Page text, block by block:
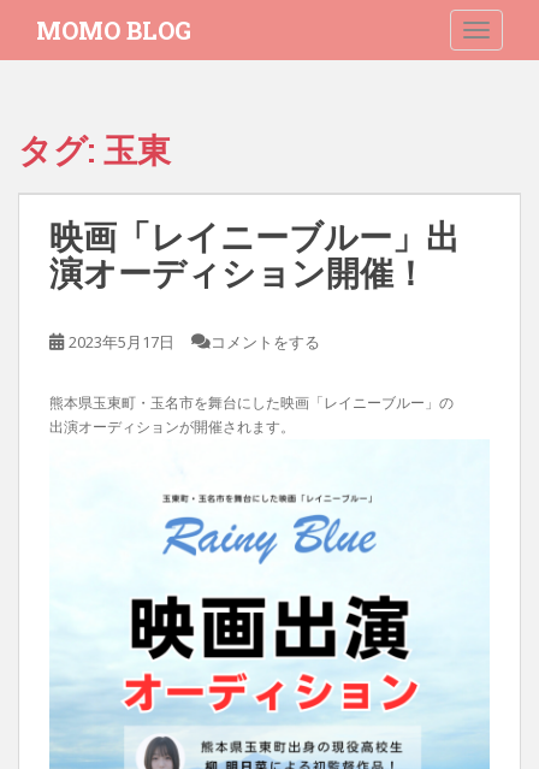
i
MOMO BLOG
タグ: 玉東
映画「レイニーブルー」出
演オーディション開催！
2023年5月17日 コメントをする
熊本県玉東町・玉名市を舞台にした映画「レイニーブルー」の
出演オーディションが開催されます。